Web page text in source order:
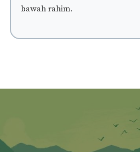
bawah rahim.